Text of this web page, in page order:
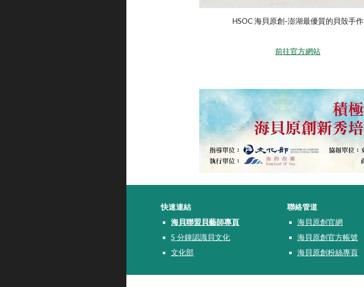
HSOC 海貝原創-澎湖最優質的貝殼手作
前往官方網站
快速連結
海貝聯盟貝藝師專頁
5 分鐘認識貝文化
文化部
聯絡管道
海貝原創官網
海貝原創官方帳號
海貝原創粉絲專頁